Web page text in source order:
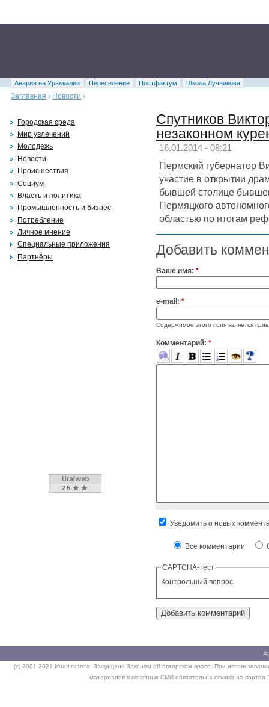
Авария на Уралкалии Переселение Постфактум
Школа Лучникова
Заглавная › Новости ›
Спутников
незаконном
16.01.2014 - 08:21
Пермский губернатор
участие в открытии
бывшей столице
Пермяцкого
областью по итогам
Добавить
Ваше имя: *
e-mail: *
Содержимое этого поля является
Комментарий: *
Уведомить о новых
Все комментарии
CAPTCHA-тест
Контрольный вопрос
Городская среда
Мир увлечений
Молодежь
Новости
Происшествия
Социум
Власть и политика
Промышленность и бизнес
Потребление
Личное мнение
Специальные приложения
Партнёры
(c) 2001-2021 Иная газета. Защищено Законом об авторском праве. При
материалов в печатных СМИ обязательна ссылка на